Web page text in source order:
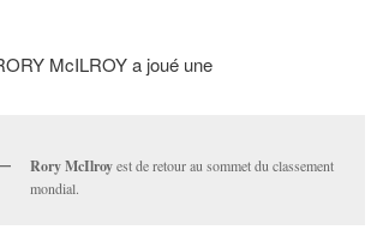
McILROY a joué une
Rory McIlroyest de retour au sommet du classement
mondial.